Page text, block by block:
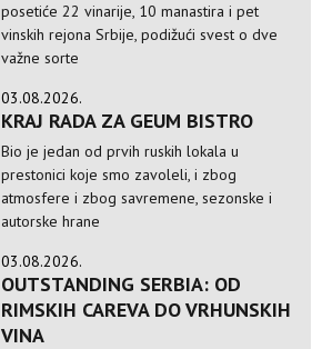
posetiće 22 vinarije, 10 manastira i pet
vinskih rejona Srbije, podižući svest o dve
važne sorte
03.08.2026.
KRAJ RADA ZA GEUM BISTRO
Bio je jedan od prvih ruskih lokala u
prestonici koje smo zavoleli, i zbog
atmosfere i zbog savremene, sezonske i
autorske hrane
03.08.2026.
OUTSTANDING SERBIA: OD
RIMSKIH CAREVA DO VRHUNSKIH
VINA